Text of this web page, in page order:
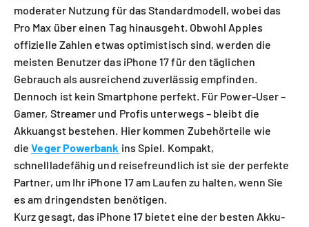
moderater Nutzung für das Standardmodell, wobei das
Pro Max über einen Tag hinausgeht. Obwohl Apples
offizielle Zahlen etwas optimistisch sind, werden die
meisten Benutzer das iPhone 17 für den täglichen
Gebrauch als ausreichend zuverlässig empfinden.
Dennoch ist kein Smartphone perfekt. Für Power-User –
Gamer, Streamer und Profis unterwegs – bleibt die
Akkuangst bestehen. Hier kommen Zubehörteile wie
die Veger Powerbank ins Spiel. Kompakt,
schnellladefähig und reisefreundlich ist sie der perfekte
Partner, um Ihr iPhone 17 am Laufen zu halten, wenn Sie
es am dringendsten benötigen.
Kurz gesagt, das iPhone 17 bietet eine der besten Akku-